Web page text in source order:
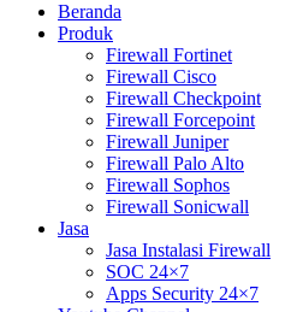
Beranda
Produk
Firewall Fortinet
Firewall Cisco
Firewall Checkpoint
Firewall Forcepoint
Firewall Juniper
Firewall Palo Alto
Firewall Sophos
Firewall Sonicwall
Jasa
Jasa Instalasi Firewall
SOC 24×7
Apps Security 24×7